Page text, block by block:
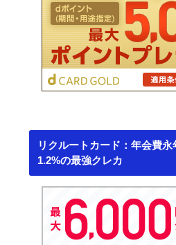
リクルートカード：年会費
1.2%の最強クレカ